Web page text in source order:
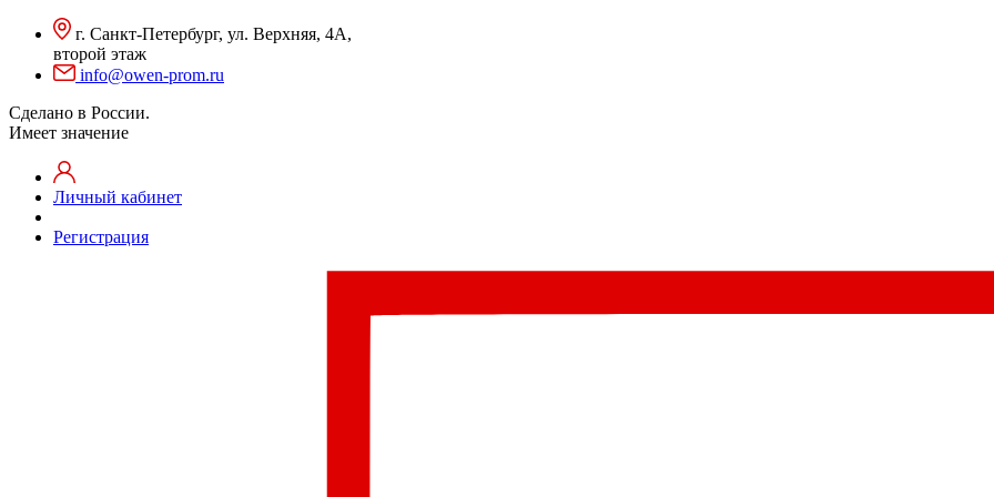
г. Санкт-Петербург, ул. Верхняя, 4А,
второй этаж
info@owen-prom.ru
Сделано в России.
Имеет значение
Личный кабинет
Регистрация